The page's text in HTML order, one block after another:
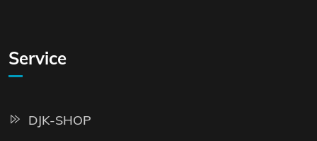
Service
DJK-SHOP